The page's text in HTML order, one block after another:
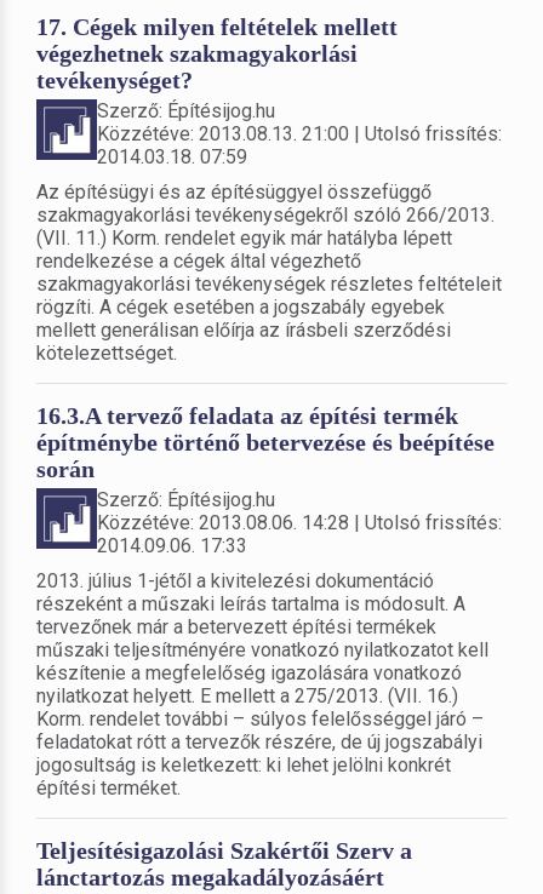
17. Cégek milyen feltételek mellett
végezhetnek szakmagyakorlási
tevékenységet?
Szerző: Építésijog.hu
Közzétéve: 2013.08.13. 21:00 | Utolsó frissítés:
2014.03.18. 07:59
Az építésügyi és az építésüggyel összefüggő
szakmagyakorlási tevékenységekről szóló 266/2013.
(VII. 11.) Korm. rendelet egyik már hatályba lépett
rendelkezése a cégek által végezhető
szakmagyakorlási tevékenységek részletes feltételeit
rögzíti. A cégek esetében a jogszabály egyebek
mellett generálisan előírja az írásbeli szerződési
kötelezettséget.
16.3.A tervező feladata az építési termék
építménybe történő betervezése és beépítése
során
Szerző: Építésijog.hu
Közzétéve: 2013.08.06. 14:28 | Utolsó frissítés:
2014.09.06. 17:33
2013. július 1-jétől a kivitelezési dokumentáció
részeként a műszaki leírás tartalma is módosult. A
tervezőnek már a betervezett építési termékek
műszaki teljesítményére vonatkozó nyilatkozatot kell
készítenie a megfelelőség igazolására vonatkozó
nyilatkozat helyett. E mellett a 275/2013. (VII. 16.)
Korm. rendelet további – súlyos felelősséggel járó –
feladatokat rótt a tervezők részére, de új jogszabályi
jogosultság is keletkezett: ki lehet jelölni konkrét
építési terméket.
Teljesítésigazolási Szakértői Szerv a
lánctartozás megakadályozásáért